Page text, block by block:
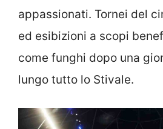
appassionati. Tornei del
ed esibizioni a scopi
come funghi dopo una
lungo tutto lo Stivale.